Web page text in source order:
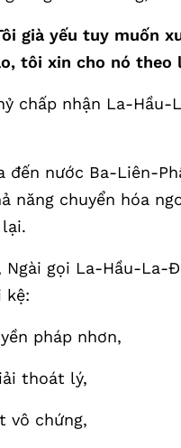
già yếu tuy muốn
tôi xin cho nó theo
chấp nhận La-
đến nước Ba-Liên-
năng chuyển hóa
Ngài gọi La-Hầu-La-
kệ:
pháp nhơn,
thoát lý,
vô chứng,